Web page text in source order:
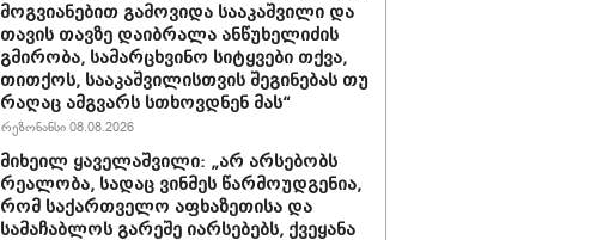
მოგვიანებით გამოვიდა სააკაშვილი და
თავის თავზე დაიბრალა ანწუხელიძის
გმირობა, სამარცხვინო სიტყვები თქვა,
თითქოს, სააკაშვილისთვის შეგინებას თუ
რაღაც ამგვარს სთხოვდნენ მას“
რეზონანსი 08.08.2026
მიხეილ ყაველაშვილი: „არ არსებობს
რეალობა, სადაც ვინმეს წარმოუდგენია,
რომ საქართველო აფხაზეთისა და
სამაჩაბლოს გარეშე იარსებებს, ქვეყანა